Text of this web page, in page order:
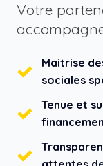
Votre
Maitrise
sociales
Tenue et